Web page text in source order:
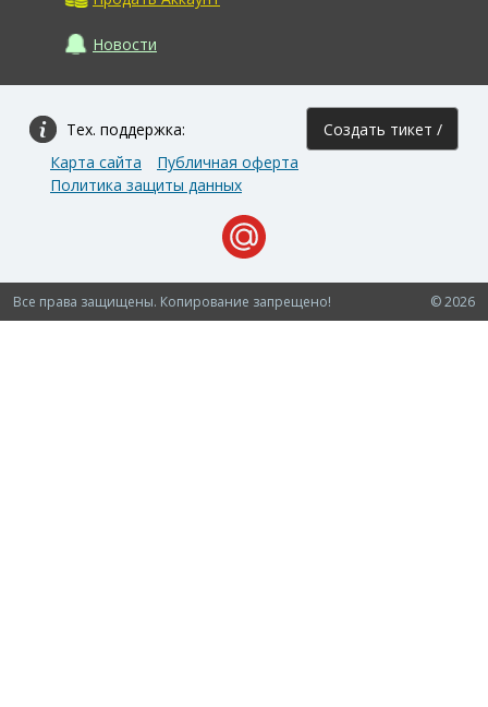
Новости
Тех. поддержка: Создать тикет /
Карта сайта
Публичная оферта
Политика защиты данных
© 2026
Все права защищены. Копирование запрещено!